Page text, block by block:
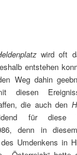
wird oft
entstehen
Weg dahin
diesen
die auch den
für
denn in
Umdenkens in